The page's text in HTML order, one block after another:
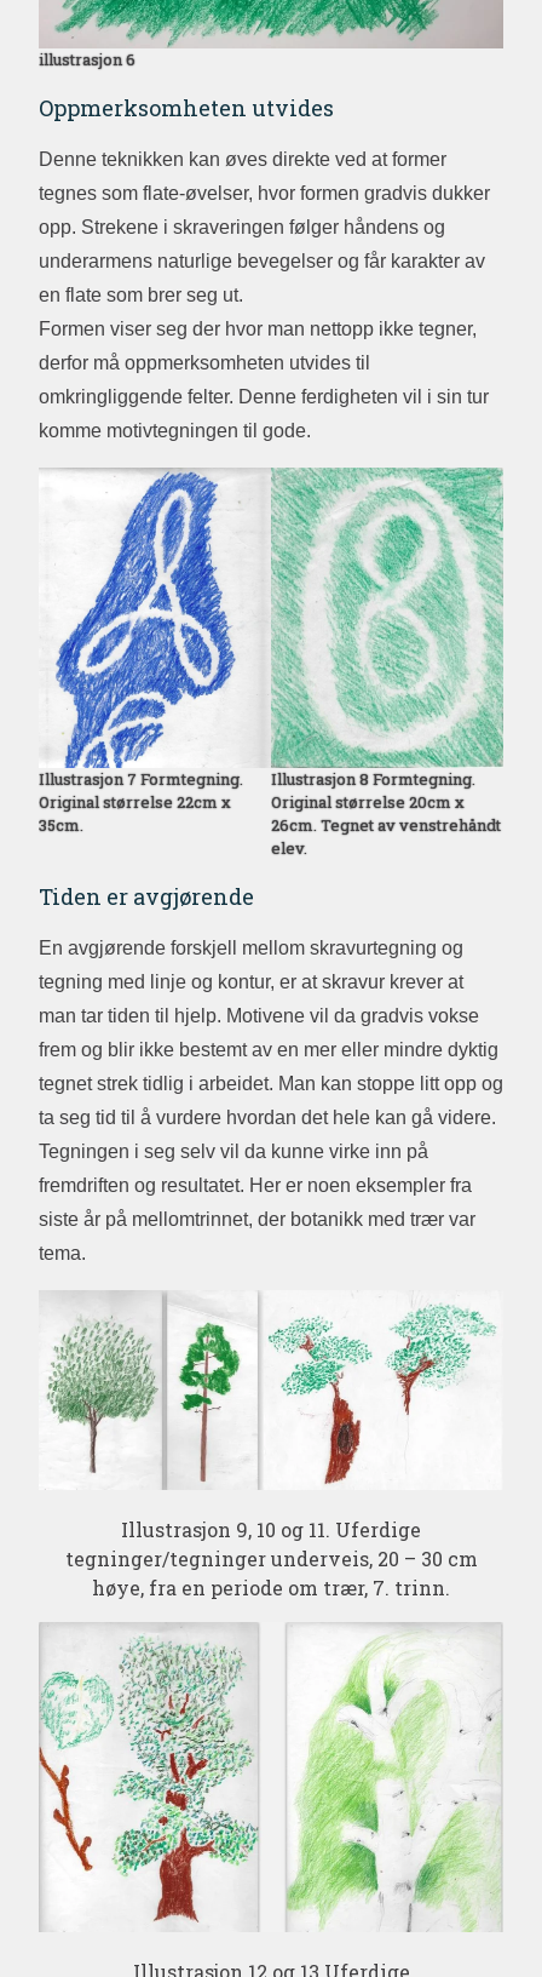
illustrasjon 6
Oppmerksomheten utvides
Denne teknikken kan øves direkte ved at former
tegnes som flate-øvelser, hvor formen gradvis dukker
opp. Strekene i skraveringen følger håndens og
underarmens naturlige bevegelser og får karakter av
en flate som brer seg ut.
Formen viser seg der hvor man nettopp ikke tegner,
derfor må oppmerksomheten utvides til
omkringliggende felter. Denne ferdigheten vil i sin tur
komme motivtegningen til gode.
Illustrasjon 7 Formtegning.
Original størrelse 22cm x
35cm.
Illustrasjon 8 Formtegning.
Original størrelse 20cm x
26cm. Tegnet av venstrehåndt
elev.
Tiden er avgjørende
En avgjørende forskjell mellom skravurtegning og
tegning med linje og kontur, er at skravur krever at
man tar tiden til hjelp. Motivene vil da gradvis vokse
frem og blir ikke bestemt av en mer eller mindre dyktig
tegnet strek tidlig i arbeidet. Man kan stoppe litt opp og
ta seg tid til å vurdere hvordan det hele kan gå videre.
Tegningen i seg selv vil da kunne virke inn på
fremdriften og resultatet. Her er noen eksempler fra
siste år på mellomtrinnet, der botanikk med trær var
tema.
Illustrasjon 9, 10 og 11. Uferdige
tegninger/tegninger underveis, 20 – 30 cm
høye, fra en periode om trær, 7. trinn.
Illustrasjon 12 og 13 Uferdige